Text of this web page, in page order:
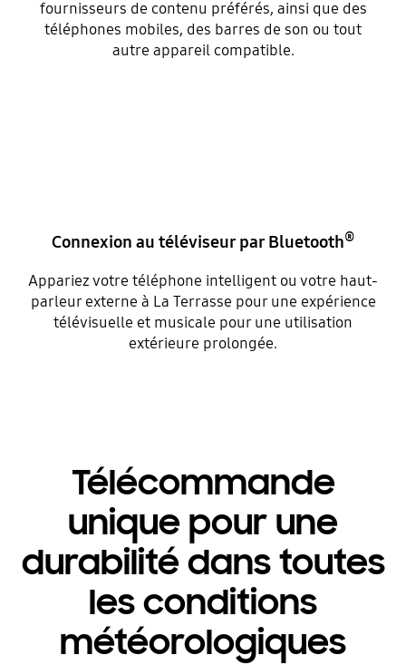
fournisseurs de contenu préférés, ainsi que des
téléphones mobiles, des barres de son ou tout
autre appareil compatible.
Connexion au téléviseur par Bluetooth®
Appariez votre téléphone intelligent ou votre haut-
parleur externe à La Terrasse pour une expérience
télévisuelle et musicale pour une utilisation
extérieure prolongée.
Télécommande
unique pour une
durabilité dans toutes
les conditions
météorologiques